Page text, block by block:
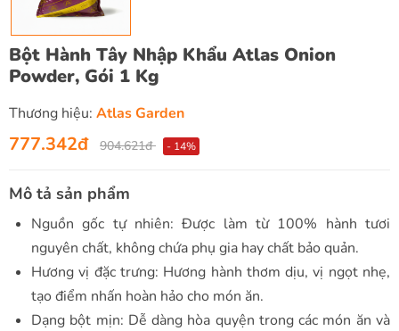
Bột Hành Tây Nhập Khẩu Atlas Onion
Powder, Gói 1 Kg
Thương hiệu: Atlas Garden
777.342đ 904.621đ - 14%
Mô tả sản phẩm
Nguồn gốc tự nhiên: Được làm từ 100% hành tươi
nguyên chất, không chứa phụ gia hay chất bảo quản.
Hương vị đặc trưng: Hương hành thơm dịu, vị ngọt nhẹ,
tạo điểm nhấn hoàn hảo cho món ăn.
Dạng bột mịn: Dễ dàng hòa quyện trong các món ăn và